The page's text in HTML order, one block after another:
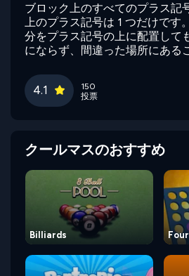
ブロック上のすべてのプラス記
上のプラス記号は 1 つだけです
分をプラス記号の上に配置して
にならず、間違った場所にある
4.1
150
投票
クールマスのおすすめ
Billiards